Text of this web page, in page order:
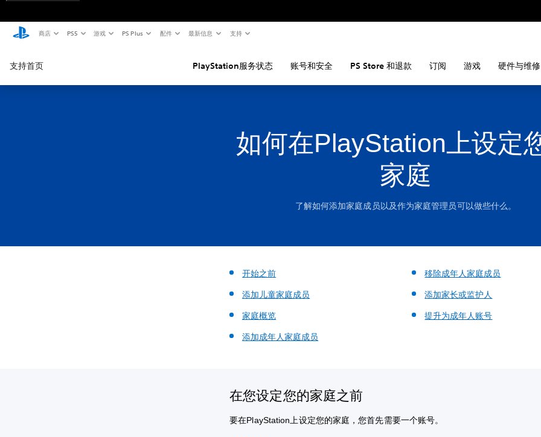
商店 PS5 游戏 PS Plus 配件 最新信息 支持
支持首页 PlayStation服务状态 账号和安全 PS Store 和退款 订阅 游戏 硬件与维修
如何在PlayStation上设定
家庭
了解如何添加家庭成员以及作为家庭管理员可以做些什么。
开始之前
添加儿童家庭成员
家庭概览
添加成年人家庭成员
移除成年人家庭成员
添加家长或监护人
提升为成年人账号
在您设定您的家庭之前
要在PlayStation上设定您的家庭，您首先需要一个账号。